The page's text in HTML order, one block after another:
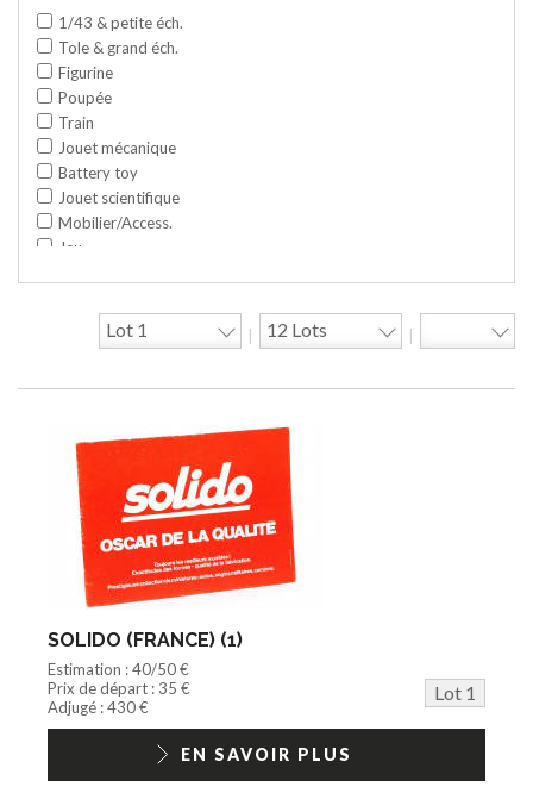
1/43 & petite éch.
Tole & grand éch.
Figurine
Poupée
Train
Jouet mécanique
Battery toy
Jouet scientifique
Mobilier/Access.
Jeu
Travaux publics
Jeu construction
Circuit
Cycle/Auto
Action Figure
Peluche
Disque
Agricole
Documentation
Jeu vidéo/Console
Playmobil/Lego
Barbie/Big Jim
SOLIDO (FRANCE) (1)
Estimation : 40/50 €
Prix de départ : 35 €
Lot 1
Adjugé : 430 €
EN SAVOIR PLUS